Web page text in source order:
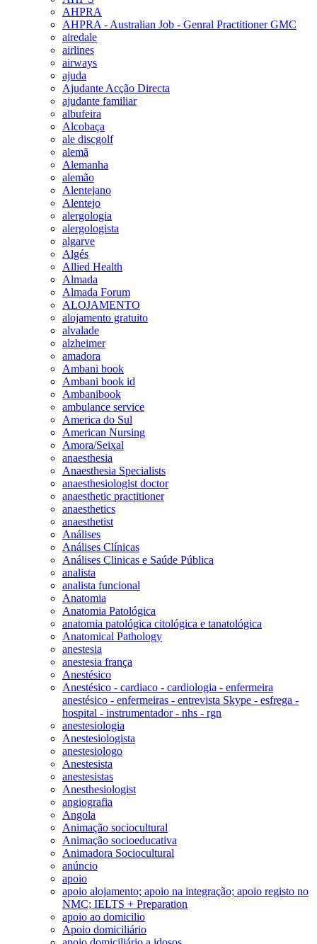
AHPRA
AHPRA - Australian Job - Genral Practitioner GMC
airedale
airlines
airways
ajuda
Ajudante Acção Directa
ajudante familiar
albufeira
Alcobaça
ale discgolf
alemã
Alemanha
alemão
Alentejano
Alentejo
alergologia
alergologista
algarve
Algés
Allied Health
Almada
Almada Forum
ALOJAMENTO
alojamento gratuito
alvalade
alzheimer
amadora
Ambani book
Ambani book id
Ambanibook
ambulance service
America do Sul
American Nursing
Amora/Seixal
anaesthesia
Anaesthesia Specialists
anaesthesiologist doctor
anaesthetic practitioner
anaesthetics
anaesthetist
Análises
Análises Clínicas
Análises Clinicas e Saúde Pública
analista
analista funcional
Anatomia
Anatomia Patológica
anatomia patológica citológica e tanatológica
Anatomical Pathology
anestesia
anestesia frança
Anestésico
Anestésico - cardiaco - cardiologia - enfermeira
anestésico - enfermeiras - entrevista Skype - esfrega -
hospital - instrumentador - nhs - rgn
anestesiologia
Anestesiologista
anestesiologo
Anestesista
anestesistas
Anesthesiologist
angiografia
Angola
Animação sociocultural
Animação socioeducativa
Animadora Sociocultural
anúncio
apoio
apoio alojamento; apoio na integração; apoio registo no
NMC; IELTS + Preparation
apoio ao domicilio
Apoio domiciliário